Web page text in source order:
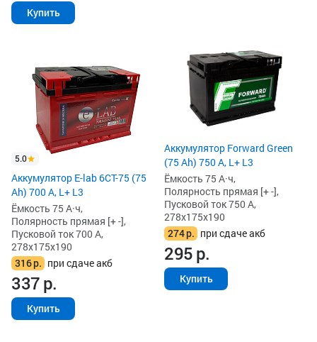
Купить
5.0
Аккумулятор E-lab 6СТ-75 (75
Ah) 700 А, L+ L3
Ёмкость 75 А·ч,
Полярность прямая [+ -],
Пусковой ток 700 А,
278x175x190
316р. при сдаче акб
337р.
Купить
Аккумулятор Forward Green
(75 Ah) 750 А, L+ L3
Ёмкость 75 А·ч,
Полярность прямая [+ -],
Пусковой ток 750 А,
278x175x190
274р. при сдаче акб
295р.
Купить